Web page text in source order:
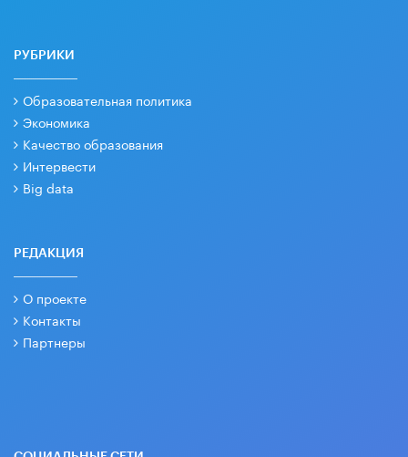
РУБРИКИ
Образовательная политика
Экономика
Качество образования
Интервести
Big data
РЕДАКЦИЯ
О проекте
Контакты
Партнеры